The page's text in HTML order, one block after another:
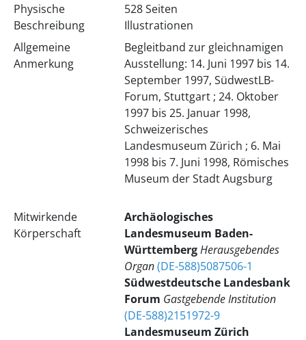
Physische
Beschreibung
528 Seiten
Illustrationen
Allgemeine
Anmerkung
Begleitband zur gleichnamigen
Ausstellung: 14. Juni 1997 bis 14.
September 1997, SüdwestLB-
Forum, Stuttgart ; 24. Oktober
1997 bis 25. Januar 1998,
Schweizerisches
Landesmuseum Zürich ; 6. Mai
1998 bis 7. Juni 1998, Römisches
Museum der Stadt Augsburg
Mitwirkende
Körperschaft
Archäologisches
Landesmuseum Baden-
WürttembergHerausgebendes
Organ(DE-588)5087506-1
Südwestdeutsche Landesbank
Forum Gastgebende Institution
(DE-588)2151972-9
Landesmuseum Zürich